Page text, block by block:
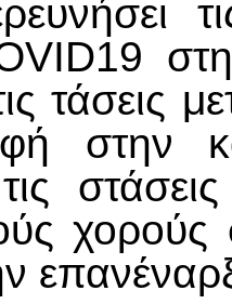
στη
τάσεις
στην
τις
χορούς